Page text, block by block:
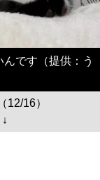
です（提供：う
12/16）